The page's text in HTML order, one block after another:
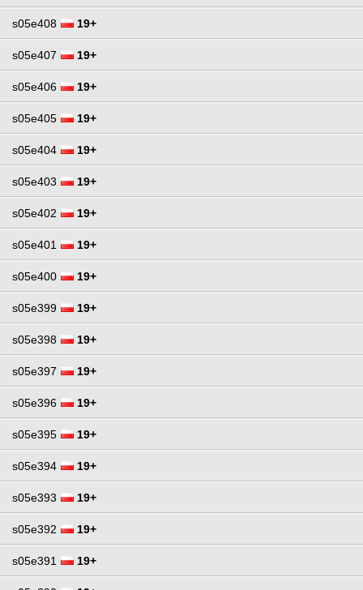
s05e408 19+
s05e407 19+
s05e406 19+
s05e405 19+
s05e404 19+
s05e403 19+
s05e402 19+
s05e401 19+
s05e400 19+
s05e399 19+
s05e398 19+
s05e397 19+
s05e396 19+
s05e395 19+
s05e394 19+
s05e393 19+
s05e392 19+
s05e391 19+